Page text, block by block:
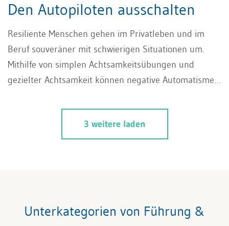
Den Autopiloten ausschalten
Resiliente Menschen gehen im Privatleben und im
Beruf souveräner mit schwierigen Situationen um.
Mithilfe von simplen Achtsamkeitsübungen und
gezielter Achtsamkeit können negative Automatismen
Alltag bewusster gestaltet werden.
3 weitere laden
Unterkategorien von Führung &